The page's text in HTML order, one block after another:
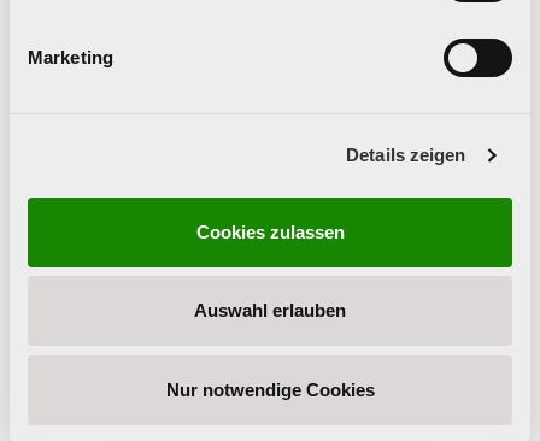
Marketing
Details zeigen
Cookies zulassen
Auswahl erlauben
Nur notwendige Cookies
Zurück zur Übersicht
Ähnliche Angebote